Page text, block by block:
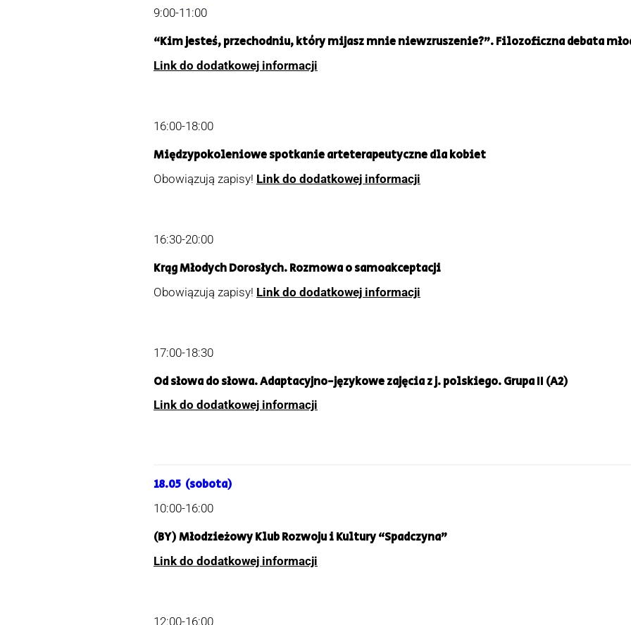
9:00-11:00
“Kim jesteś, przechodniu, który mijasz mnie niewzruszenie?”. Filozoficzna debata
Link do dodatkowej informacji
16:00-18:00
Międzypokoleniowe spotkanie arteterapeutyczne dla kobiet
Obowiązują zapisy! Link do dodatkowej informacji
16:30-20:00
Krąg Młodych Dorosłych. Rozmowa o samoakceptacji
Obowiązują zapisy! Link do dodatkowej informacji
17:00-18:30
Od słowa do słowa.Adaptacyjno-językowe zajęcia z j. polskiego. Grupa II (A2)
Link do dodatkowej informacji
18.05 (sobota)
10:00-16:00
(BY) Młodzieżowy Klub Rozwoju i Kultury “Spadczyna”
Link do dodatkowej informacji
12:00-16:00